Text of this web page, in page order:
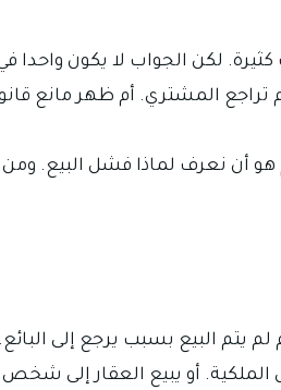
لكن الجواب لا يكون
تراجع المشتري. أم ظهر مانع
أن نعرف لماذا فشل البيع.
يتم البيع بسبب يرجع إلى
الملكية. أو يبيع العقار إلى